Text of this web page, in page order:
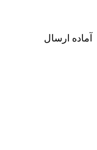
آماده ارسال